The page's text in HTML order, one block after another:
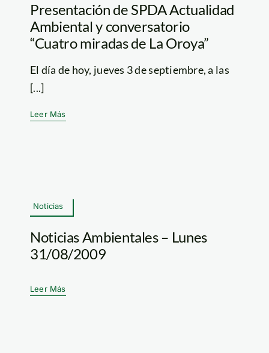
Presentación de SPDA Actualidad
Ambiental y conversatorio
“Cuatro miradas de La Oroya”
El día de hoy, jueves 3 de septiembre, a las
[...]
Leer Más
Noticias
Noticias Ambientales – Lunes
31/08/2009
Leer Más